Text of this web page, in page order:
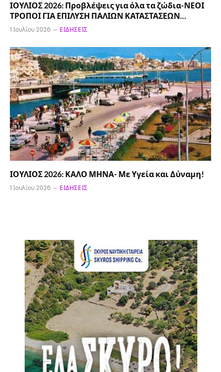
ΙΟΥΛΙΟΣ 2026: Προβλέψεις για όλα τα ζώδια-ΝΕΟΙ
ΤΡΟΠΟΙ ΓΙΑ ΕΠΙΛΥΣΗ ΠΑΛΙΩΝ ΚΑΤΑΣΤΑΣΕΩΝ…
1 Ιουλίου 2026 ΕΙΔΉΣΕΙΣ
ΙΟΥΛΙΟΣ 2026: ΚΑΛΟ ΜΗΝΑ- Με Υγεία και Δύναμη!
1 Ιουλίου 2026 ΕΙΔΉΣΕΙΣ